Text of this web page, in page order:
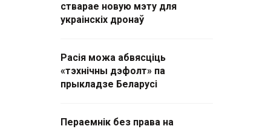
стварае новую мэту для
украінскіх дронаў
Расія можа абвясціць
«тэхнічны дэфолт» па
прыкладзе Беларусі
Пераемнік без права на